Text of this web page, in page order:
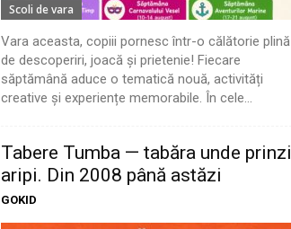
Scoli de vara
Vara aceasta, copiii pornesc într-o călătorie plină
de descoperiri, joacă și prietenie! Fiecare
săptămână aduce o tematică nouă, activități
creative și experiențe memorabile. În cele...
Tabere Tumba — tabăra unde prinzi
aripi. Din 2008 până astăzi
GOKID